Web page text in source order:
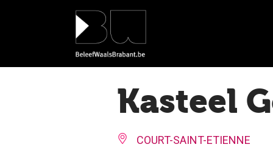
Kasteel
COURT-SAINT-ETIENNE